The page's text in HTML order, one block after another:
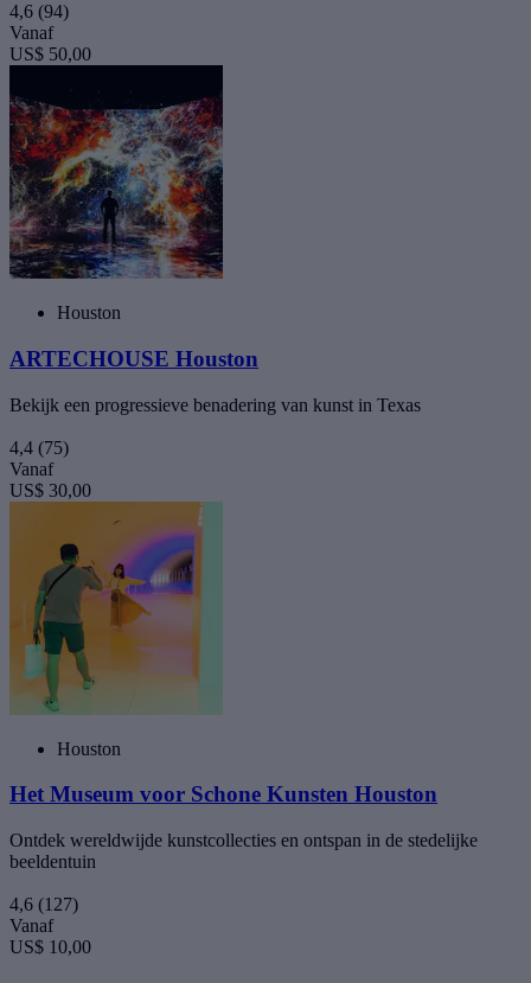
4,6 (94)
Vanaf
US$ 50,00
Houston
ARTECHOUSE Houston
Bekijk een progressieve benadering van kunst in Texas
4,4 (75)
Vanaf
US$ 30,00
Houston
Het Museum voor Schone Kunsten Houston
Ontdek wereldwijde kunstcollecties en ontspan in de stedelijke
beeldentuin
4,6 (127)
Vanaf
US$ 10,00